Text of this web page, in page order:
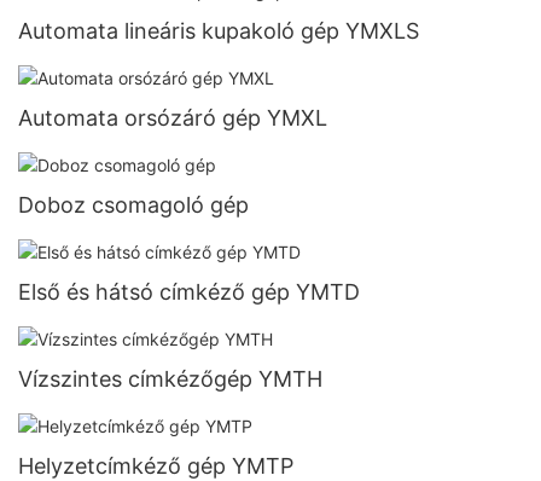
Automata lineáris kupakoló gép YMXLS
Automata orsózáró gép YMXL
Doboz csomagoló gép
Első és hátsó címkéző gép YMTD
Vízszintes címkézőgép YMTH
Helyzetcímkéző gép YMTP